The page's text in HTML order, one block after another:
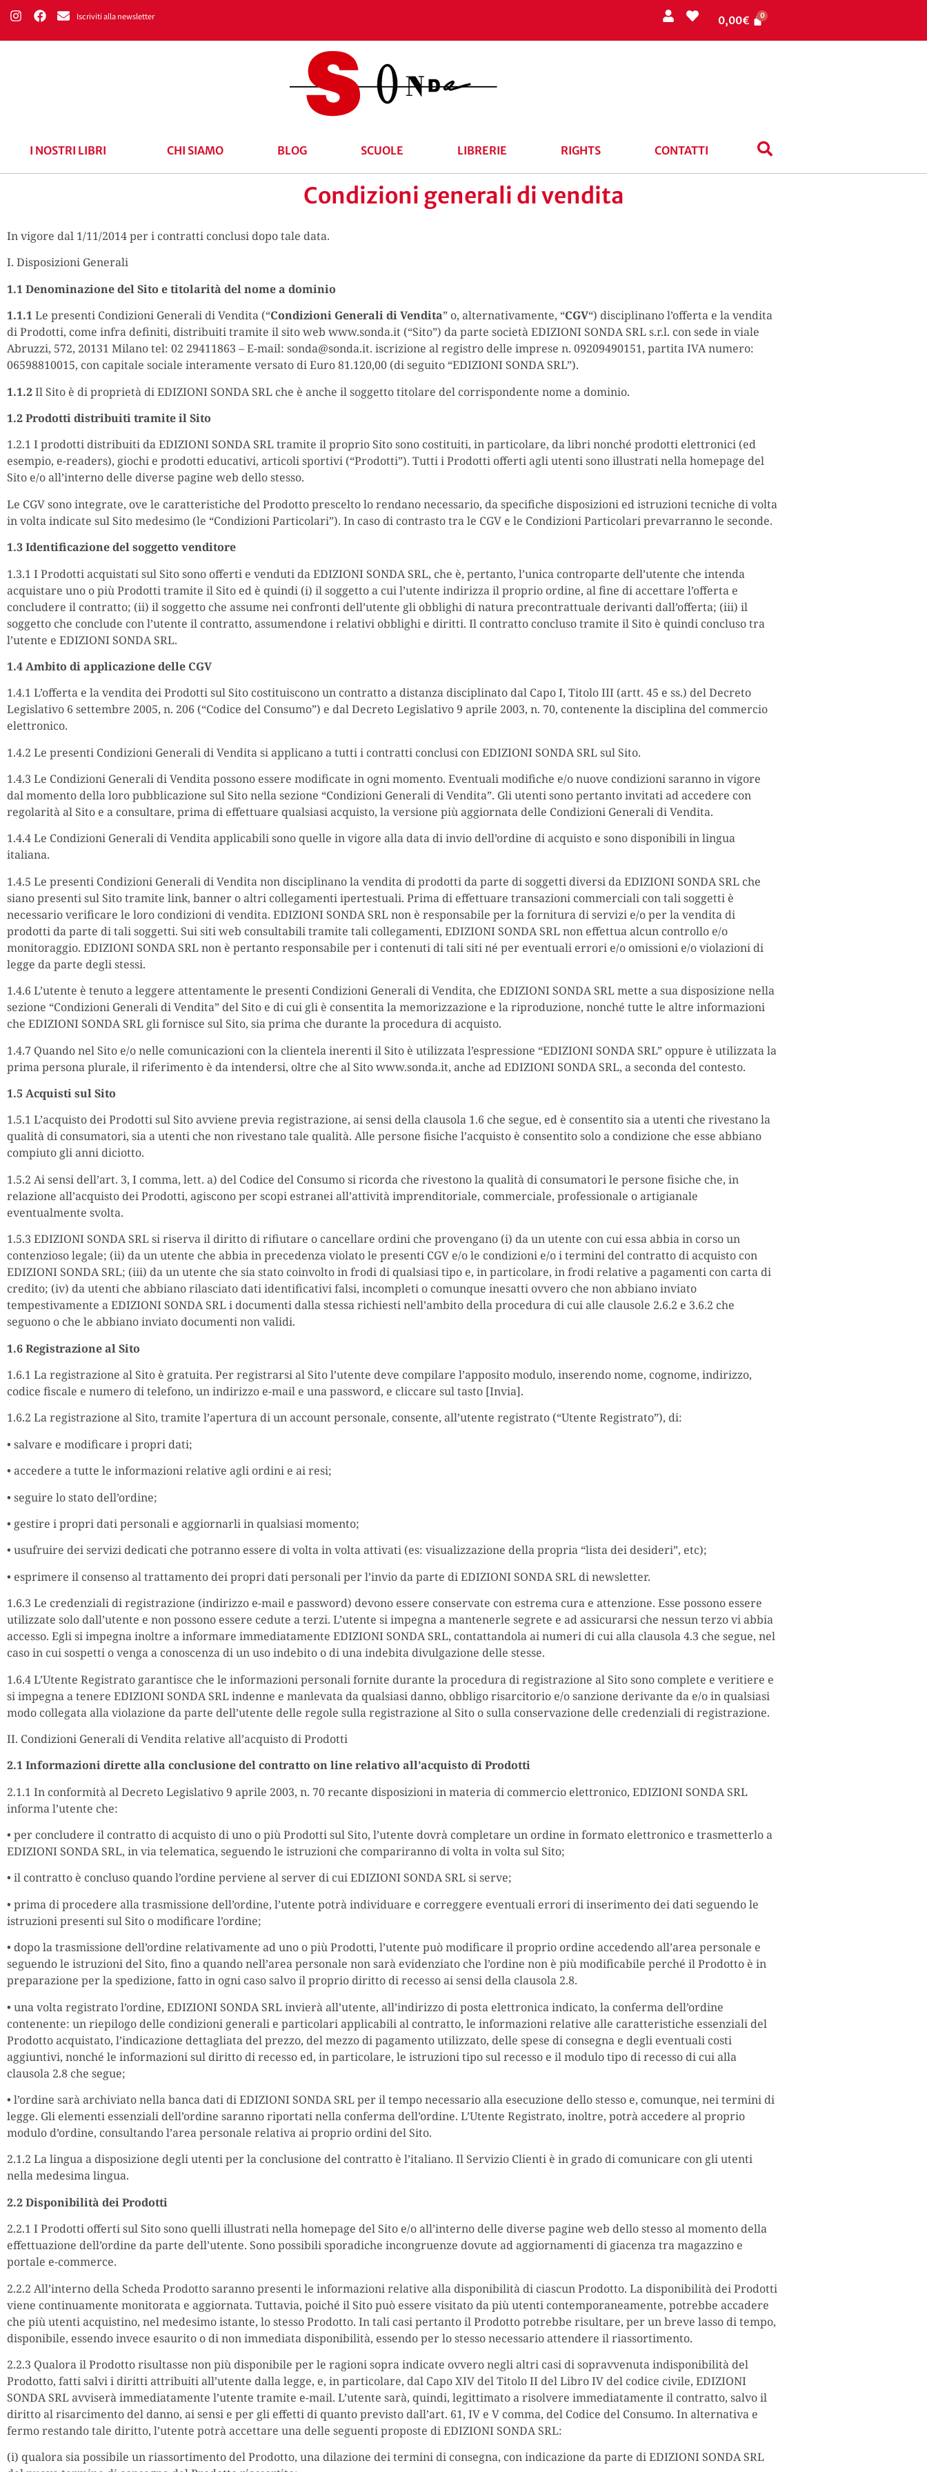
Iscriviti alla newsletter 0,00€
I NOSTRI LIBRI CHI SIAMO BLOG SCUOLE LIBRERIE RIGHTS CONTATTI
Condizioni generali di vendita
In vigore dal 1/11/2014 per i contratti conclusi dopo tale data.
I. Disposizioni Generali
1.1 Denominazione del Sito e titolarità del nome a dominio
1.1.1 Le presenti Condizioni Generali di Vendita (“Condizioni Generali di Vendita” o, alternativamente, “CGV“) disciplinano l’offerta e la vendita
di Prodotti, come infra definiti, distribuiti tramite il sito web www.sonda.it (“Sito”) da parte società EDIZIONI SONDA SRL s.r.l. con sede in viale
Abruzzi, 572, 20131 Milano tel: 02 29411863 – E-mail: sonda@sonda.it. iscrizione al registro delle imprese n. 09209490151, partita IVA numero:
06598810015, con capitale sociale interamente versato di Euro 81.120,00 (di seguito “EDIZIONI SONDA SRL”).
1.1.2Il Sito è di proprietà di EDIZIONI SONDA SRL che è anche il soggetto titolare del corrispondente nome a dominio.
1.2 Prodotti distribuiti tramite il Sito
1.2.1 I prodotti distribuiti da EDIZIONI SONDA SRL tramite il proprio Sito sono costituiti, in particolare, da libri nonché prodotti elettronici (ed
esempio, e-readers), giochi e prodotti educativi, articoli sportivi (“Prodotti”). Tutti i Prodotti offerti agli utenti sono illustrati nella homepage del
Sito e/o all’interno delle diverse pagine web dello stesso.
Le CGV sono integrate, ove le caratteristiche del Prodotto prescelto lo rendano necessario, da specifiche disposizioni ed istruzioni tecniche di volta
in volta indicate sul Sito medesimo (le “Condizioni Particolari”). In caso di contrasto tra le CGV e le Condizioni Particolari prevarranno le seconde.
1.3 Identificazione del soggetto venditore
1.3.1 I Prodotti acquistati sul Sito sono offerti e venduti da EDIZIONI SONDA SRL, che è, pertanto, l’unica controparte dell’utente che intenda
acquistare uno o più Prodotti tramite il Sito ed è quindi (i) il soggetto a cui l’utente indirizza il proprio ordine, al fine di accettare l’offerta e
concludere il contratto; (ii) il soggetto che assume nei confronti dell’utente gli obblighi di natura precontrattuale derivanti dall’offerta; (iii) il
soggetto che conclude con l’utente il contratto, assumendone i relativi obblighi e diritti. Il contratto concluso tramite il Sito è quindi concluso tra
l’utente e EDIZIONI SONDA SRL.
1.4 Ambito di applicazione delle CGV
1.4.1 L’offerta e la vendita dei Prodotti sul Sito costituiscono un contratto a distanza disciplinato dal Capo I, Titolo III (artt. 45 e ss.) del Decreto
Legislativo 6 settembre 2005, n. 206 (“Codice del Consumo”) e dal Decreto Legislativo 9 aprile 2003, n. 70, contenente la disciplina del commercio
elettronico.
1.4.2 Le presenti Condizioni Generali di Vendita si applicano a tutti i contratti conclusi con EDIZIONI SONDA SRL sul Sito.
1.4.3 Le Condizioni Generali di Vendita possono essere modificate in ogni momento. Eventuali modifiche e/o nuove condizioni saranno in vigore
dal momento della loro pubblicazione sul Sito nella sezione “Condizioni Generali di Vendita”. Gli utenti sono pertanto invitati ad accedere con
regolarità al Sito e a consultare, prima di effettuare qualsiasi acquisto, la versione più aggiornata delle Condizioni Generali di Vendita.
1.4.4 Le Condizioni Generali di Vendita applicabili sono quelle in vigore alla data di invio dell’ordine di acquisto e sono disponibili in lingua
italiana.
1.4.5 Le presenti Condizioni Generali di Vendita non disciplinano la vendita di prodotti da parte di soggetti diversi da EDIZIONI SONDA SRL che
siano presenti sul Sito tramite link, banner o altri collegamenti ipertestuali. Prima di effettuare transazioni commerciali con tali soggetti è
necessario verificare le loro condizioni di vendita. EDIZIONI SONDA SRL non è responsabile per la fornitura di servizi e/o per la vendita di
prodotti da parte di tali soggetti. Sui siti web consultabili tramite tali collegamenti, EDIZIONI SONDA SRL non effettua alcun controllo e/o
monitoraggio. EDIZIONI SONDA SRL non è pertanto responsabile per i contenuti di tali siti né per eventuali errori e/o omissioni e/o violazioni di
legge da parte degli stessi.
1.4.6 L’utente è tenuto a leggere attentamente le presenti Condizioni Generali di Vendita, che EDIZIONI SONDA SRL mette a sua disposizione nella
sezione “Condizioni Generali di Vendita” del Sito e di cui gli è consentita la memorizzazione e la riproduzione, nonché tutte le altre informazioni
che EDIZIONI SONDA SRL gli fornisce sul Sito, sia prima che durante la procedura di acquisto.
1.4.7 Quando nel Sito e/o nelle comunicazioni con la clientela inerenti il Sito è utilizzata l’espressione “EDIZIONI SONDA SRL” oppure è utilizzata la
prima persona plurale, il riferimento è da intendersi, oltre che al Sito www.sonda.it, anche ad EDIZIONI SONDA SRL, a seconda del contesto.
1.5 Acquisti sul Sito
1.5.1 L’acquisto dei Prodotti sul Sito avviene previa registrazione, ai sensi della clausola 1.6 che segue, ed è consentito sia a utenti che rivestano la
qualità di consumatori, sia a utenti che non rivestano tale qualità. Alle persone fisiche l’acquisto è consentito solo a condizione che esse abbiano
compiuto gli anni diciotto.
1.5.2 Ai sensi dell’art. 3, I comma, lett. a) del Codice del Consumo si ricorda che rivestono la qualità di consumatori le persone fisiche che, in
relazione all’acquisto dei Prodotti, agiscono per scopi estranei all’attività imprenditoriale, commerciale, professionale o artigianale
eventualmente svolta.
1.5.3 EDIZIONI SONDA SRL si riserva il diritto di rifiutare o cancellare ordini che provengano (i) da un utente con cui essa abbia in corso un
contenzioso legale; (ii) da un utente che abbia in precedenza violato le presenti CGV e/o le condizioni e/o i termini del contratto di acquisto con
EDIZIONI SONDA SRL; (iii) da un utente che sia stato coinvolto in frodi di qualsiasi tipo e, in particolare, in frodi relative a pagamenti con carta di
credito; (iv) da utenti che abbiano rilasciato dati identificativi falsi, incompleti o comunque inesatti ovvero che non abbiano inviato
tempestivamente a EDIZIONI SONDA SRL i documenti dalla stessa richiesti nell’ambito della procedura di cui alle clausole 2.6.2 e 3.6.2 che
seguono o che le abbiano inviato documenti non validi.
1.6 Registrazione al Sito
1.6.1 La registrazione al Sito è gratuita. Per registrarsi al Sito l’utente deve compilare l’apposito modulo, inserendo nome, cognome, indirizzo,
codice fiscale e numero di telefono, un indirizzo e-mail e una password, e cliccare sul tasto [Invia].
1.6.2 La registrazione al Sito, tramite l’apertura di un account personale, consente, all’utente registrato (“Utente Registrato”), di:
• salvare e modificare i propri dati;
• accedere a tutte le informazioni relative agli ordini e ai resi;
• seguire lo stato dell’ordine;
• gestire i propri dati personali e aggiornarli in qualsiasi momento;
• usufruire dei servizi dedicati che potranno essere di volta in volta attivati (es: visualizzazione della propria “lista dei desideri”, etc);
• esprimere il consenso al trattamento dei propri dati personali per l’invio da parte di EDIZIONI SONDA SRL di newsletter.
1.6.3 Le credenziali di registrazione (indirizzo e-mail e password) devono essere conservate con estrema cura e attenzione. Esse possono essere
utilizzate solo dall’utente e non possono essere cedute a terzi. L’utente si impegna a mantenerle segrete e ad assicurarsi che nessun terzo vi abbia
accesso. Egli si impegna inoltre a informare immediatamente EDIZIONI SONDA SRL, contattandola ai numeri di cui alla clausola 4.3 che segue, nel
caso in cui sospetti o venga a conoscenza di un uso indebito o di una indebita divulgazione delle stesse.
1.6.4 L’Utente Registrato garantisce che le informazioni personali fornite durante la procedura di registrazione al Sito sono complete e veritiere e
si impegna a tenere EDIZIONI SONDA SRL indenne e manlevata da qualsiasi danno, obbligo risarcitorio e/o sanzione derivante da e/o in qualsiasi
modo collegata alla violazione da parte dell’utente delle regole sulla registrazione al Sito o sulla conservazione delle credenziali di registrazione.
II. Condizioni Generali di Vendita relative all’acquisto di Prodotti
2.1 Informazioni dirette alla conclusione del contratto on line relativo all’acquisto di Prodotti
2.1.1 In conformità al Decreto Legislativo 9 aprile 2003, n. 70 recante disposizioni in materia di commercio elettronico, EDIZIONI SONDA SRL
informa l’utente che:
• per concludere il contratto di acquisto di uno o più Prodotti sul Sito, l’utente dovrà completare un ordine in formato elettronico e trasmetterlo a
EDIZIONI SONDA SRL, in via telematica, seguendo le istruzioni che compariranno di volta in volta sul Sito;
• il contratto è concluso quando l’ordine perviene al server di cui EDIZIONI SONDA SRL si serve;
• prima di procedere alla trasmissione dell’ordine, l’utente potrà individuare e correggere eventuali errori di inserimento dei dati seguendo le
istruzioni presenti sul Sito o modificare l’ordine;
• dopo la trasmissione dell’ordine relativamente ad uno o più Prodotti, l’utente può modificare il proprio ordine accedendo all’area personale e
seguendo le istruzioni del Sito, fino a quando nell’area personale non sarà evidenziato che l’ordine non è più modificabile perché il Prodotto è in
preparazione per la spedizione, fatto in ogni caso salvo il proprio diritto di recesso ai sensi della clausola 2.8.
• una volta registrato l’ordine, EDIZIONI SONDA SRL invierà all’utente, all’indirizzo di posta elettronica indicato, la conferma dell’ordine
contenente: un riepilogo delle condizioni generali e particolari applicabili al contratto, le informazioni relative alle caratteristiche essenziali del
Prodotto acquistato, l’indicazione dettagliata del prezzo, del mezzo di pagamento utilizzato, delle spese di consegna e degli eventuali costi
aggiuntivi, nonché le informazioni sul diritto di recesso ed, in particolare, le istruzioni tipo sul recesso e il modulo tipo di recesso di cui alla
clausola 2.8 che segue;
• l’ordine sarà archiviato nella banca dati di EDIZIONI SONDA SRL per il tempo necessario alla esecuzione dello stesso e, comunque, nei termini di
legge. Gli elementi essenziali dell’ordine saranno riportati nella conferma dell’ordine. L’Utente Registrato, inoltre, potrà accedere al proprio
modulo d’ordine, consultando l’area personale relativa ai proprio ordini del Sito.
2.1.2 La lingua a disposizione degli utenti per la conclusione del contratto è l’italiano. Il Servizio Clienti è in grado di comunicare con gli utenti
nella medesima lingua.
2.2 Disponibilità dei Prodotti
2.2.1 I Prodotti offerti sul Sito sono quelli illustrati nella homepage del Sito e/o all’interno delle diverse pagine web dello stesso al momento della
effettuazione dell’ordine da parte dell’utente. Sono possibili sporadiche incongruenze dovute ad aggiornamenti di giacenza tra magazzino e
portale e-commerce.
2.2.2 All’interno della Scheda Prodotto saranno presenti le informazioni relative alla disponibilità di ciascun Prodotto. La disponibilità dei Prodotti
viene continuamente monitorata e aggiornata. Tuttavia, poiché il Sito può essere visitato da più utenti contemporaneamente, potrebbe accadere
che più utenti acquistino, nel medesimo istante, lo stesso Prodotto. In tali casi pertanto il Prodotto potrebbe risultare, per un breve lasso di tempo,
disponibile, essendo invece esaurito o di non immediata disponibilità, essendo per lo stesso necessario attendere il riassortimento.
2.2.3 Qualora il Prodotto risultasse non più disponibile per le ragioni sopra indicate ovvero negli altri casi di sopravvenuta indisponibilità del
Prodotto, fatti salvi i diritti attribuiti all’utente dalla legge, e, in particolare, dal Capo XIV del Titolo II del Libro IV del codice civile, EDIZIONI
SONDA SRL avviserà immediatamente l’utente tramite e-mail. L’utente sarà, quindi, legittimato a risolvere immediatamente il contratto, salvo il
diritto al risarcimento del danno, ai sensi e per gli effetti di quanto previsto dall’art. 61, IV e V comma, del Codice del Consumo. In alternativa e
fermo restando tale diritto, l’utente potrà accettare una delle seguenti proposte di EDIZIONI SONDA SRL:
(i) qualora sia possibile un riassortimento del Prodotto, una dilazione dei termini di consegna, con indicazione da parte di EDIZIONI SONDA SRL